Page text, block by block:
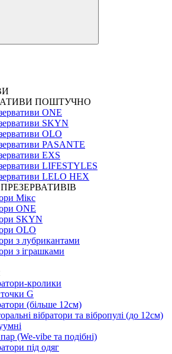
ПОШТУЧНО
ONE
SKYN
OLO
PASANTE
EXS
LIFESTYLES
LELO HEX
Мікс
ONE
SKYN
OLO
з лубрикантами
з іграшками
кролики
G
(більше 12см)
вібратори та вібропулі (до 12см)
(We-vibe та подібні)
під одяг